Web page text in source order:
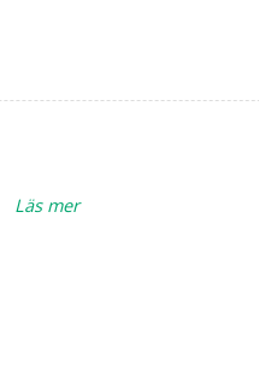
Läs mer